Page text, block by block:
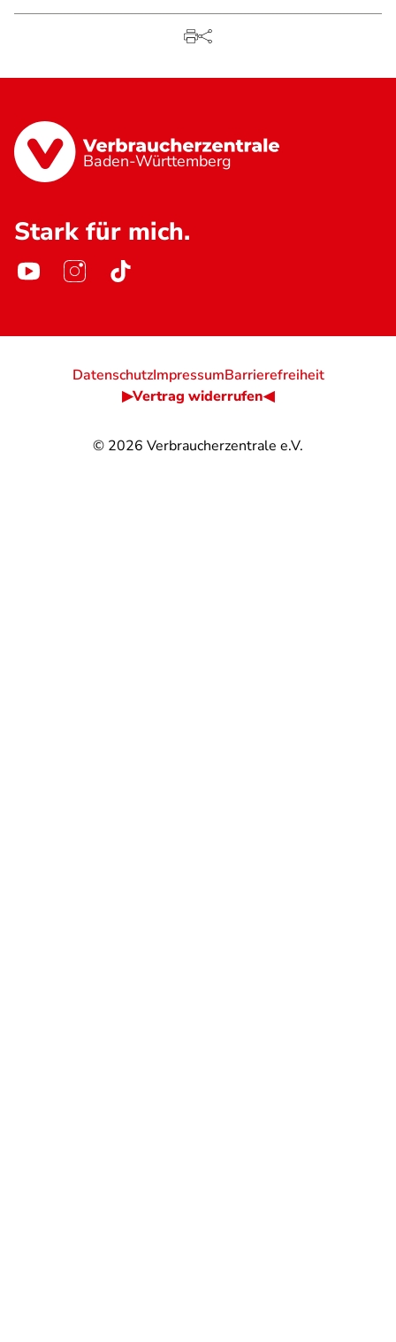
Baden-Württemberg
Stark für mich.
© 2026 Verbraucherzentrale e.V.
DatenschutzImpressumBarrierefreiheit
▶Vertrag widerrufen◀